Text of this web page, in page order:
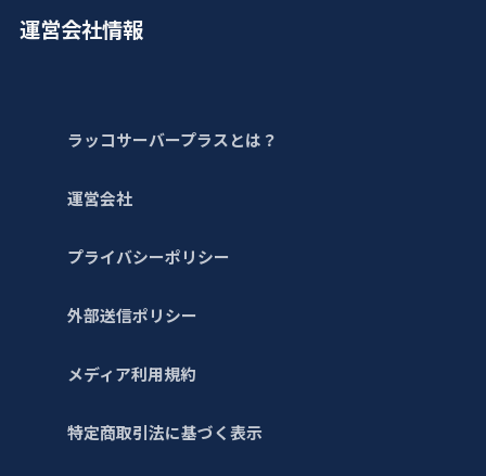
運営会社情報
ラッコサーバープラスとは？
運営会社
プライバシーポリシー
外部送信ポリシー
メディア利用規約
特定商取引法に基づく表示